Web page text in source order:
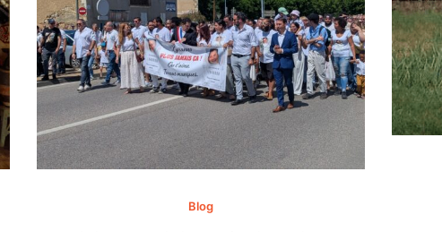
Blog